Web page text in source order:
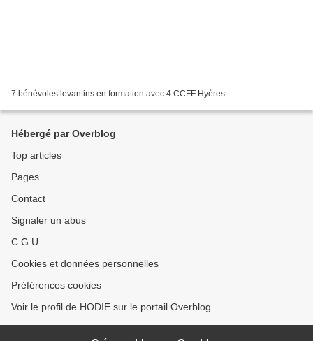
7 bénévoles levantins en formation avec 4 CCFF Hyères
Hébergé par Overblog
Top articles
Pages
Contact
Signaler un abus
C.G.U.
Cookies et données personnelles
Préférences cookies
Voir le profil de HODIE sur le portail Overblog